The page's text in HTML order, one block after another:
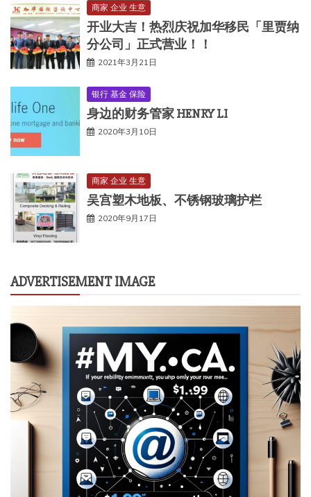
商家 企业 生意
开业大吉！热烈庆祝加华移民「里贾纳
分公司」正式营业！！
2021年3月21日
银行 基金 保险
身边的财务管家 HENRY LI
2020年3月10日
商家 企业 生意
吴宫塑木地板、不锈钢玻璃护栏
2020年9月17日
ADVERTISEMENT IMAGE